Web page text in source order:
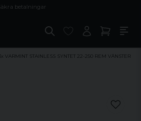
betalningar
VARMINT STAINLESS SYNTET 22-250 REM VÄNSTER